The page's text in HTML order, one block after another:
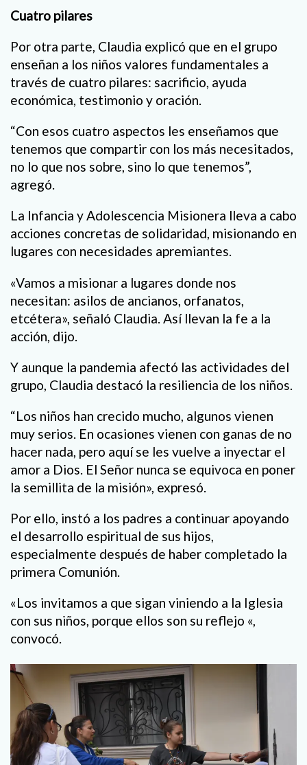
Cuatro pilares
Por otra parte, Claudia explicó que en el grupo
enseñan a los niños valores fundamentales a
través de cuatro pilares: sacrificio, ayuda
económica, testimonio y oración.
“Con esos cuatro aspectos les enseñamos que
tenemos que compartir con los más necesitados,
no lo que nos sobre, sino lo que tenemos”,
agregó.
La Infancia y Adolescencia Misionera lleva a cabo
acciones concretas de solidaridad, misionando en
lugares con necesidades apremiantes.
«Vamos a misionar a lugares donde nos
necesitan: asilos de ancianos, orfanatos,
etcétera», señaló Claudia. Así llevan la fe a la
acción, dijo.
Y aunque la pandemia afectó las actividades del
grupo, Claudia destacó la resiliencia de los niños.
“Los niños han crecido mucho, algunos vienen
muy serios. En ocasiones vienen con ganas de no
hacer nada, pero aquí se les vuelve a inyectar el
amor a Dios. El Señor nunca se equivoca en poner
la semillita de la misión», expresó.
Por ello, instó a los padres a continuar apoyando
el desarrollo espiritual de sus hijos,
especialmente después de haber completado la
primera Comunión.
«Los invitamos a que sigan viniendo a la Iglesia
con sus niños, porque ellos son su reflejo «,
convocó.